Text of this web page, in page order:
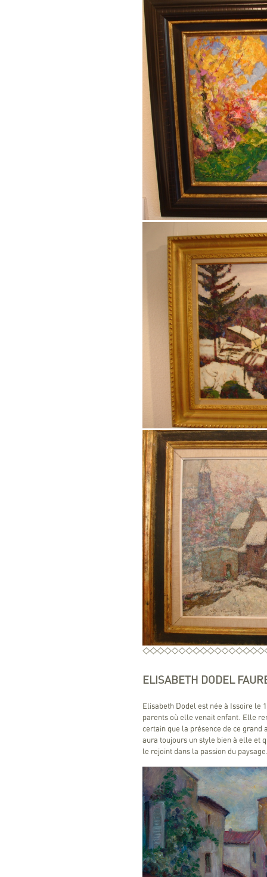
ELISABETH DODEL
Elisabeth Dodel est née à Issoire le
parents où elle venait enfant. Elle
certain que la présence de ce
aura toujours un style bien à elle et
le rejoint dans la passion du